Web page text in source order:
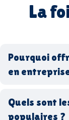
La
Pourquoi
en
Quels sont
populaires ?